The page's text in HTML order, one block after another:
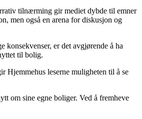
tilnærming gir mediet dybde til emner
men også en arena for diskusjon og
er det avgjørende å ha
til bolig.
Hjemmehus leserne muligheten til å se
om sine egne boliger. Ved å fremheve